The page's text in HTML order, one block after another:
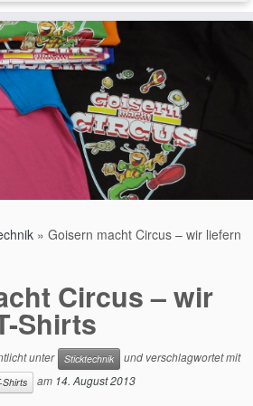
» Goisern macht Circus – wir liefern
Circus – wir
Shirts
unter Sticktechnik und verschlagwortet mit
Shirts am 14. August 2013